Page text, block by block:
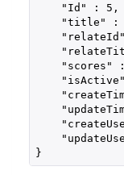
    "Id" : 5,
"title" :
"scores"
}